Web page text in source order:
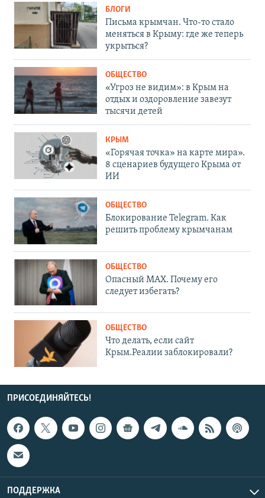
БЛОГИ
Письма крымчан. Что-то стало
меняться в Крыму: где же теперь
укрыться?
ОБЩЕСТВО
«Угроз не видим»: в Крым на
отдых и оздоровление завезут
тысячи детей
КРЫМ
«Горячая точка» на карте мира».
8 сценариев будущего Крыма от
ИИ
ОБЩЕСТВО
Блокирование Telegram. Как
решить проблему крымчанам
ОБЩЕСТВО
Опасный MAX. Почему его
следует избегать?
ОБЩЕСТВО
Что делать, если сайт
Крым.Реалии заблокировали?
ПРИСОЕДИНЯЙТЕСЬ!
ПОДДЕРЖКА